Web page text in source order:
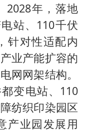
2028年，落地
站、110千伏
针对性适配内
业产能扩容的
网网架结构。
变电站、110
纺织印染园区
产业园发展用